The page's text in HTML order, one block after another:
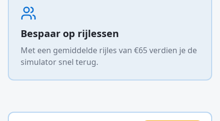
Bespaar op rijlessen
Met een gemiddelde rijles van €65 verdien je de
simulator snel terug.